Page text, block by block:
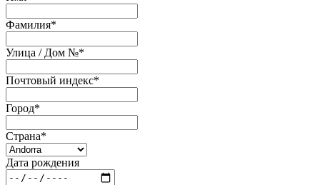
Фамилия*
Улица / Дом №*
Почтовый индекс*
Город*
Страна*
Дата рождения